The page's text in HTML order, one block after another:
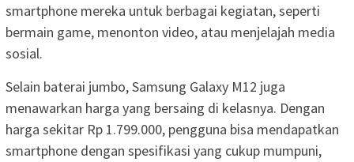
smartphone mereka untuk berbagai kegiatan, seperti
bermain game, menonton video, atau menjelajah media
sosial.
Selain baterai jumbo, Samsung Galaxy M12 juga
menawarkan harga yang bersaing di kelasnya. Dengan
harga sekitar Rp 1.799.000, pengguna bisa mendapatkan
smartphone dengan spesifikasi yang cukup mumpuni,